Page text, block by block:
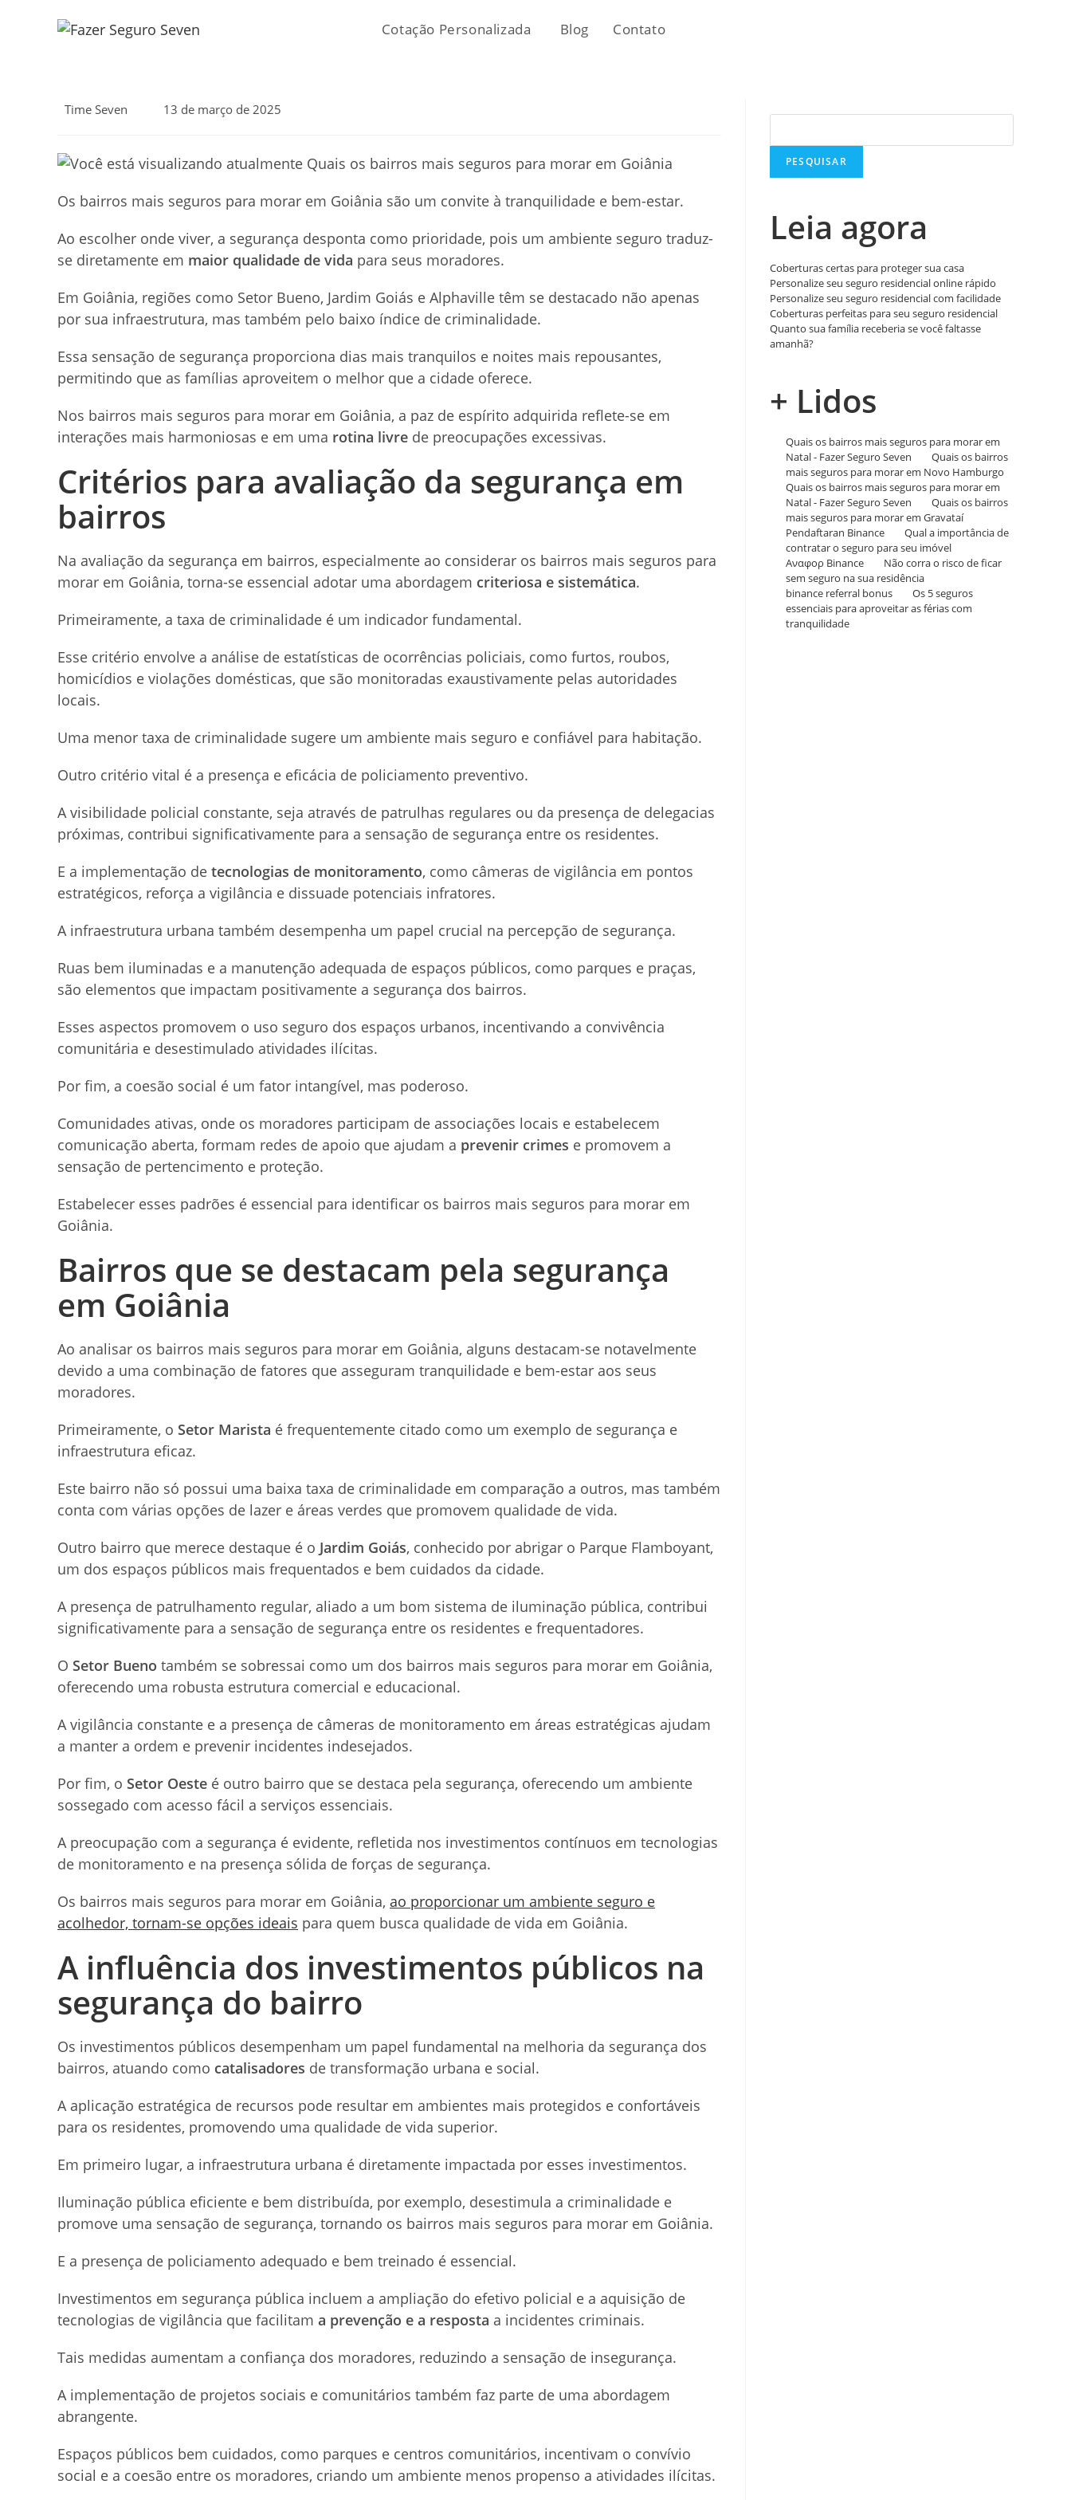
Cotação Personalizada Blog Contato
Autor
Time Seven
Post
13 de março de 2025
Os bairros mais seguros para morar em Goiânia são um convite à tranquilidade e bem-estar.
Ao escolher onde viver, a segurança desponta como prioridade, pois um ambiente seguro traduz-
se diretamente em maior qualidade de vida para seus moradores.
Em Goiânia, regiões como Setor Bueno, Jardim Goiás e Alphaville têm se destacado não apenas
por sua infraestrutura, mas também pelo baixo índice de criminalidade.
Essa sensação de segurança proporciona dias mais tranquilos e noites mais repousantes,
permitindo que as famílias aproveitem o melhor que a cidade oferece.
Nos bairros mais seguros para morar em Goiânia, a paz de espírito adquirida reflete-se em
interações mais harmoniosas e em uma rotina livre de preocupações excessivas.
Critérios para avaliação da segurança em
bairros
Na avaliação da segurança em bairros, especialmente ao considerar os bairros mais seguros para
morar em Goiânia, torna-se essencial adotar uma abordagem criteriosa e sistemática.
Primeiramente, a taxa de criminalidade é um indicador fundamental.
Esse critério envolve a análise de estatísticas de ocorrências policiais, como furtos, roubos,
homicídios e violações domésticas, que são monitoradas exaustivamente pelas autoridades
locais.
Uma menor taxa de criminalidade sugere um ambiente mais seguro e confiável para habitação.
Outro critério vital é a presença e eficácia de policiamento preventivo.
A visibilidade policial constante, seja através de patrulhas regulares ou da presença de delegacias
próximas, contribui significativamente para a sensação de segurança entre os residentes.
E a implementação de tecnologias de monitoramento, como câmeras de vigilância em pontos
estratégicos, reforça a vigilância e dissuade potenciais infratores.
A infraestrutura urbana também desempenha um papel crucial na percepção de segurança.
Ruas bem iluminadas e a manutenção adequada de espaços públicos, como parques e praças,
são elementos que impactam positivamente a segurança dos bairros.
Esses aspectos promovem o uso seguro dos espaços urbanos, incentivando a convivência
comunitária e desestimulado atividades ilícitas.
Por fim, a coesão social é um fator intangível, mas poderoso.
Comunidades ativas, onde os moradores participam de associações locais e estabelecem
comunicação aberta, formam redes de apoio que ajudam a prevenir crimes e promovem a
sensação de pertencimento e proteção.
Estabelecer esses padrões é essencial para identificar os bairros mais seguros para morar em
Goiânia.
Bairros que se destacam pela segurança
em Goiânia
Ao analisar os bairros mais seguros para morar em Goiânia, alguns destacam-se notavelmente
devido a uma combinação de fatores que asseguram tranquilidade e bem-estar aos seus
moradores.
Primeiramente, o Setor Marista é frequentemente citado como um exemplo de segurança e
infraestrutura eficaz.
Este bairro não só possui uma baixa taxa de criminalidade em comparação a outros, mas também
conta com várias opções de lazer e áreas verdes que promovem qualidade de vida.
Outro bairro que merece destaque é o Jardim Goiás, conhecido por abrigar o Parque Flamboyant,
um dos espaços públicos mais frequentados e bem cuidados da cidade.
A presença de patrulhamento regular, aliado a um bom sistema de iluminação pública, contribui
significativamente para a sensação de segurança entre os residentes e frequentadores.
O Setor Bueno também se sobressai como um dos bairros mais seguros para morar em Goiânia,
oferecendo uma robusta estrutura comercial e educacional.
A vigilância constante e a presença de câmeras de monitoramento em áreas estratégicas ajudam
a manter a ordem e prevenir incidentes indesejados.
Por fim, o Setor Oeste é outro bairro que se destaca pela segurança, oferecendo um ambiente
sossegado com acesso fácil a serviços essenciais.
A preocupação com a segurança é evidente, refletida nos investimentos contínuos em tecnologias
de monitoramento e na presença sólida de forças de segurança.
Os bairros mais seguros para morar em Goiânia, ao proporcionar um ambiente seguro e
acolhedor, tornam-se opções ideais para quem busca qualidade de vida em Goiânia.
A influência dos investimentos públicos na
segurança do bairro
Os investimentos públicos desempenham um papel fundamental na melhoria da segurança dos
bairros, atuando como catalisadores de transformação urbana e social.
A aplicação estratégica de recursos pode resultar em ambientes mais protegidos e confortáveis
para os residentes, promovendo uma qualidade de vida superior.
Em primeiro lugar, a infraestrutura urbana é diretamente impactada por esses investimentos.
Iluminação pública eficiente e bem distribuída, por exemplo, desestimula a criminalidade e
promove uma sensação de segurança, tornando os bairros mais seguros para morar em Goiânia.
E a presença de policiamento adequado e bem treinado é essencial.
Investimentos em segurança pública incluem a ampliação do efetivo policial e a aquisição de
tecnologias de vigilância que facilitam a prevenção e a resposta a incidentes criminais.
Tais medidas aumentam a confiança dos moradores, reduzindo a sensação de insegurança.
A implementação de projetos sociais e comunitários também faz parte de uma abordagem
abrangente.
Espaços públicos bem cuidados, como parques e centros comunitários, incentivam o convívio
social e a coesão entre os moradores, criando um ambiente menos propenso a atividades ilícitas.
PESQUISAR
Leia agora
Coberturas certas para proteger sua casa
Personalize seu seguro residencial online rápido
Personalize seu seguro residencial com facilidade
Coberturas perfeitas para seu seguro residencial
Quanto sua família receberia se você faltasse
amanhã?
+ Lidos
Quais os bairros mais seguros para morar em
Natal - Fazer Seguro Seven
Quais os bairros
mais seguros para morar em Novo Hamburgo
Quais os bairros mais seguros para morar em
Natal - Fazer Seguro Seven
Quais os bairros
mais seguros para morar em Gravataí
Pendaftaran Binance
Qual a importância de
contratar o seguro para seu imóvel
Αναφορ Binance
Não corra o risco de ficar
sem seguro na sua residência
binance referral bonus
Os 5 seguros
essenciais para aproveitar as férias com
tranquilidade